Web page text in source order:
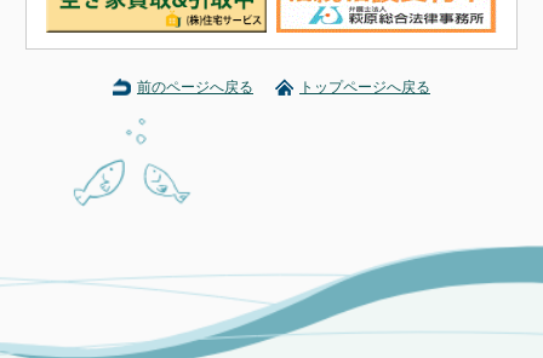
前のページへ戻る トップページへ戻る